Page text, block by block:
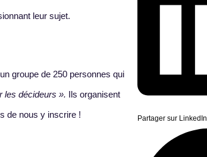
leur sujet.
groupe de 250 personnes qui
les décideurs ». Ils organisent
de nous y inscrire !
Partager sur LinkedIn